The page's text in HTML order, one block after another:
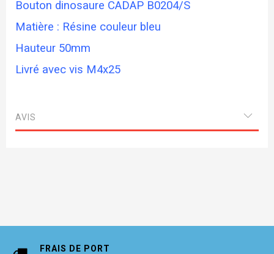
Bouton dinosaure CADAP B0204/S
Matière : Résine couleur bleu
Hauteur 50mm
Livré avec vis M4x25
AVIS
FRAIS DE PORT